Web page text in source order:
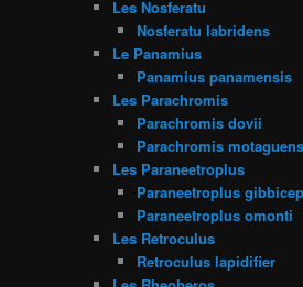
Les Nosferatu
Nosferatu labridens
Le Panamius
Panamius panamensis
Les Parachromis
Parachromis dovii
Parachromis
Les Paraneetroplus
Paraneetroplus
Paraneetroplus omonti
Les Retroculus
Retroculus lapidifier